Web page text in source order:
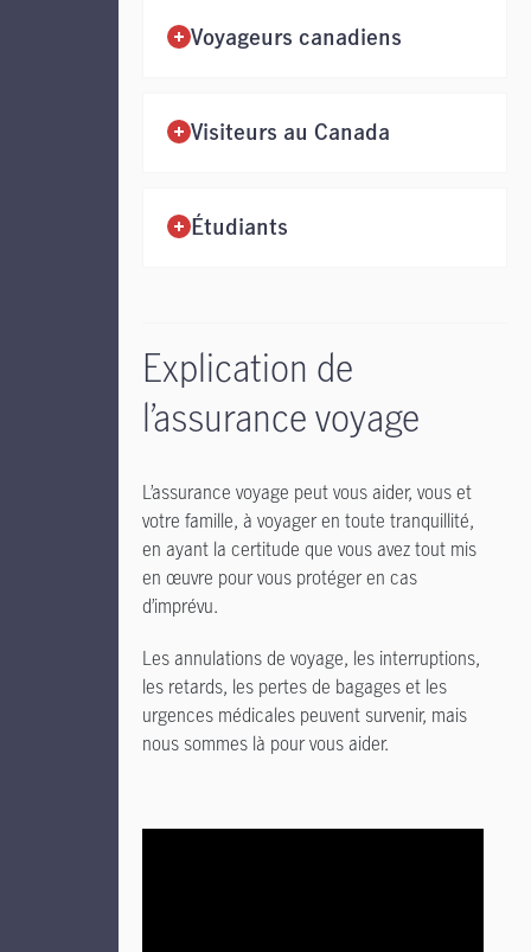
Voyageurs canadiens
Visiteurs au Canada
Étudiants
Explication de
l’assurance voyage
L’assurance voyage peut vous aider, vous et
votre famille, à voyager en toute tranquillité,
en ayant la certitude que vous avez tout mis
en œuvre pour vous protéger en cas
d’imprévu.
Les annulations de voyage, les interruptions,
les retards, les pertes de bagages et les
urgences médicales peuvent survenir, mais
nous sommes là pour vous aider.